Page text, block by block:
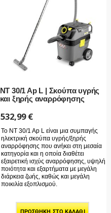
NT 30/1 Ap L | Σκούπα υγρής
και ξηρής αναρρόφησης
532,99€
Το NT 30/1 Ap L είναι μια συμπαγής
ηλεκτρική σκούπα υγρής/ξηρής
αναρρόφησης που ανήκει στη μεσαία
κατηγορία και η οποία διαθέτει
εξαιρετική ισχύς αναρρόφησης, υψηλή
ποιότητα και εξαρτήματα με μεγάλη
διάρκεια ζωής, καθώς και μεγάλη
ποικιλία εξοπλισμού.
ΠΡΟΣΘΉΚΗ ΣΤΟ ΚΑΛΆΘΙ